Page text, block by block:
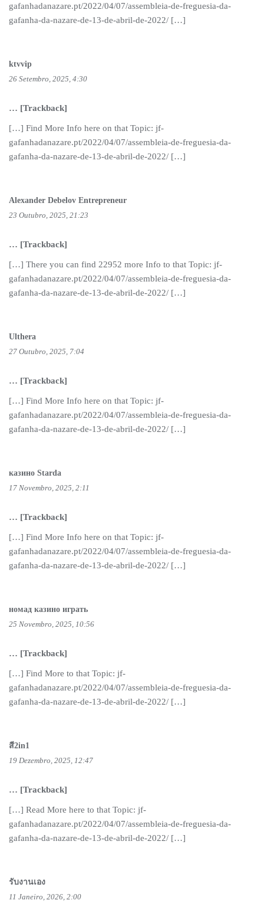
gafanhadanazare.pt/2022/04/07/assembleia-de-freguesia-da-
gafanha-da-nazare-de-13-de-abril-de-2022/ […]
ktvvip
26 Setembro, 2025, 4:30
… [Trackback]
[…] Find More Info here on that Topic: jf-
gafanhadanazare.pt/2022/04/07/assembleia-de-freguesia-da-
gafanha-da-nazare-de-13-de-abril-de-2022/ […]
Alexander Debelov Entrepreneur
23 Outubro, 2025, 21:23
… [Trackback]
[…] There you can find 22952 more Info to that Topic: jf-
gafanhadanazare.pt/2022/04/07/assembleia-de-freguesia-da-
gafanha-da-nazare-de-13-de-abril-de-2022/ […]
Ulthera
27 Outubro, 2025, 7:04
… [Trackback]
[…] Find More Info here on that Topic: jf-
gafanhadanazare.pt/2022/04/07/assembleia-de-freguesia-da-
gafanha-da-nazare-de-13-de-abril-de-2022/ […]
казино Starda
17 Novembro, 2025, 2:11
… [Trackback]
[…] Find More Info here on that Topic: jf-
gafanhadanazare.pt/2022/04/07/assembleia-de-freguesia-da-
gafanha-da-nazare-de-13-de-abril-de-2022/ […]
номад казино играть
25 Novembro, 2025, 10:56
… [Trackback]
[…] Find More to that Topic: jf-
gafanhadanazare.pt/2022/04/07/assembleia-de-freguesia-da-
gafanha-da-nazare-de-13-de-abril-de-2022/ […]
สี2in1
19 Dezembro, 2025, 12:47
… [Trackback]
[…] Read More here to that Topic: jf-
gafanhadanazare.pt/2022/04/07/assembleia-de-freguesia-da-
gafanha-da-nazare-de-13-de-abril-de-2022/ […]
รับงานเอง
11 Janeiro, 2026, 2:00